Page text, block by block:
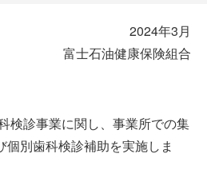
2024年3月
富士石油健康保険組合
検診事業に関し、事業所での集
個別歯科検診補助を実施しま